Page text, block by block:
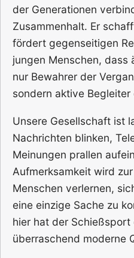
der Generationen
Zusammenhalt. Er
fördert gegenseitigen
jungen Menschen, dass
nur Bewahrer der
sondern aktive
Unsere Gesellschaft ist
Nachrichten blinken,
Meinungen prallen
Aufmerksamkeit wird
Menschen verlernen,
eine einzige Sache zu
hier hat der Schießsport
überraschend moderne